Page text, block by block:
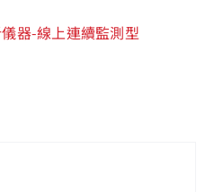
器-線上連續監測型